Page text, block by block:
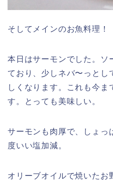
そしてメインのお魚料理！
本日はサーモンでした。ソ
ており、少しネバ〜っとし
しくなります。これも今ま
す。とっても美味しい。
サーモンも肉厚で、しょっ
度いい塩加減。
オリーブオイルで焼いたお